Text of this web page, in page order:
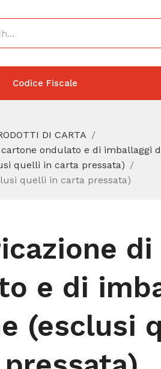
Codice Fiscale
DI CARTA
cartone ondulato e di imballaggi
quelli in carta pressata)
quelli in carta pressata)
e di
(esclusi